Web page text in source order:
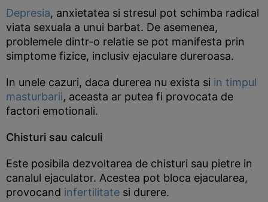
Depresia, anxietatea si stresul pot schimba radical
viata sexuala a unui barbat. De asemenea,
problemele dintr-o relatie se pot manifesta prin
simptome fizice, inclusiv ejaculare dureroasa.
In unele cazuri, daca durerea nu exista si in timpul
masturbarii, aceasta ar putea fi provocata de
factori emotionali.
Chisturi sau calculi
Este posibila dezvoltarea de chisturi sau pietre in
canalul ejaculator. Acestea pot bloca ejacularea,
provocand infertilitate si durere.